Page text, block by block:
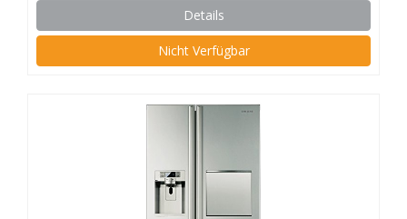
Details
Nicht Verfügbar